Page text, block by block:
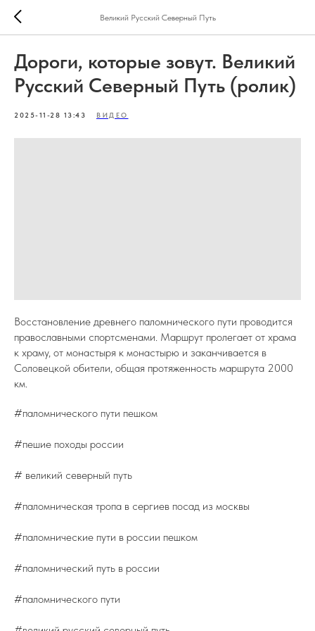
Великий Русский Северный Путь
Дороги, которые зовут. Великий
Русский Северный Путь (ролик)
2025-11-28 13:43 ВИДЕО
Восстановление древнего паломнического пути проводится
православными спортсменами. Маршрут пролегает от храма
к храму, от монастыря к монастырю и заканчивается в
Соловецкой обители, общая протяженность маршрута 2000
км.
#паломнического пути пешком
#пешие походы россии
# великий северный путь
#паломническая тропа в сергиев посад из москвы
#паломнические пути в россии пешком
#паломнический путь в россии
#паломнического пути